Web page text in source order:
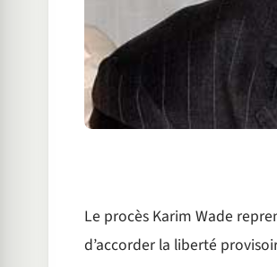
Le procès Karim Wade
d’accorder la liberté